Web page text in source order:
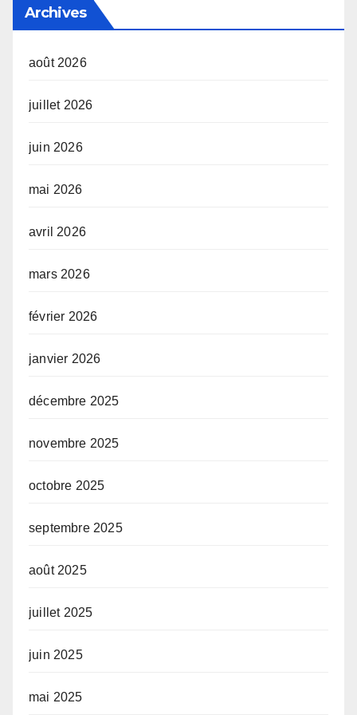
Archives
août 2026
juillet 2026
juin 2026
mai 2026
avril 2026
mars 2026
février 2026
janvier 2026
décembre 2025
novembre 2025
octobre 2025
septembre 2025
août 2025
juillet 2025
juin 2025
mai 2025